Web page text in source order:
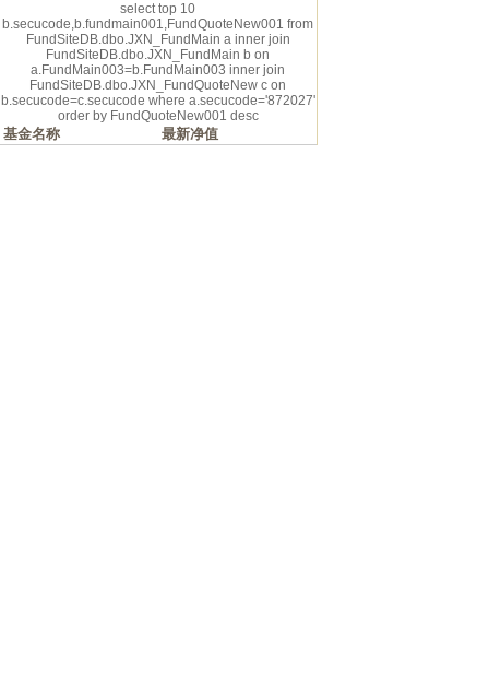
select top 10
b.secucode,b.fundmain001,FundQuoteNew001 from
FundSiteDB.dbo.JXN_FundMain a inner join
FundSiteDB.dbo.JXN_FundMain b on
a.FundMain003=b.FundMain003 inner join
FundSiteDB.dbo.JXN_FundQuoteNew c on
b.secucode=c.secucode where a.secucode='872027'
order by FundQuoteNew001 desc
基金名称 最新净值